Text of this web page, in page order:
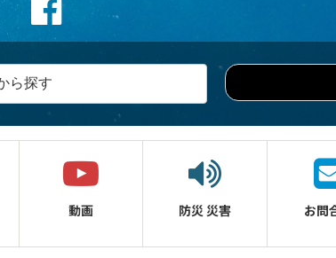
動画 防災災害 お問